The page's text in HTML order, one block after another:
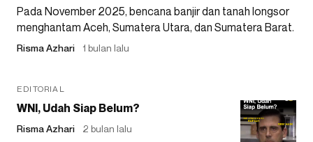
Pada November 2025, bencana banjir dan tanah longsor
menghantam Aceh, Sumatera Utara, dan Sumatera Barat.
Risma Azhari 1 bulan lalu
EDITORIAL
WNI, Udah Siap Belum?
Risma Azhari 2 bulan lalu